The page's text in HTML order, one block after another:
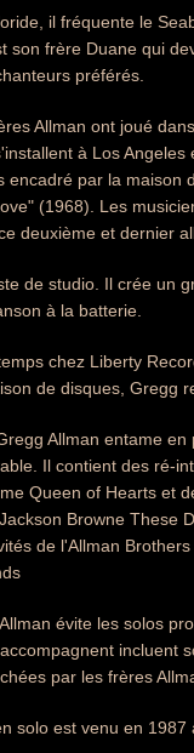
il fréquente le
son frère Duane qui
préférés.
Allman ont joué
à Los
encadré par la
(1968). Les
deuxième et dernier
de studio. Il crée un
à la batterie.
chez Liberty
de disques, Gregg
Allman entame
Il contient des ré-
Queen of Hearts et
Browne These
de l'Allman
évite les solos
incluent
par les frères
solo est venu en 1987